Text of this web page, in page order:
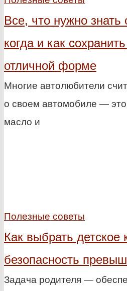
Все, что нужно
когда и как
отличной форме
Многие автолюбители
о своем автомобиле — это
масло и
Полезные советы
Как выбрать детское
безопасность
Задача родителя —